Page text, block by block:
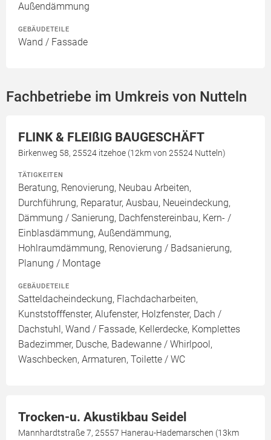
Außendämmung
GEBÄUDETEILE
Wand / Fassade
Fachbetriebe im Umkreis von Nutteln
FLINK & FLEIßIG BAUGESCHÄFT
Birkenweg 58, 25524 itzehoe (12km von 25524 Nutteln)
TÄTIGKEITEN
Beratung, Renovierung, Neubau Arbeiten,
Durchführung, Reparatur, Ausbau, Neueindeckung,
Dämmung / Sanierung, Dachfenstereinbau, Kern- /
Einblasdämmung, Außendämmung,
Hohlraumdämmung, Renovierung / Badsanierung,
Planung / Montage
GEBÄUDETEILE
Satteldacheindeckung, Flachdacharbeiten,
Kunststofffenster, Alufenster, Holzfenster, Dach /
Dachstuhl, Wand / Fassade, Kellerdecke, Komplettes
Badezimmer, Dusche, Badewanne / Whirlpool,
Waschbecken, Armaturen, Toilette / WC
Trocken-u. Akustikbau Seidel
Mannhardtstraße 7, 25557 Hanerau-Hademarschen (13km